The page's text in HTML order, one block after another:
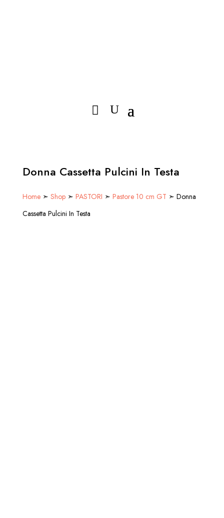
Donna Cassetta Pulcini In Testa
Home➣ Shop➣ PASTORI ➣ Pastore 10 cm GT ➣ Donna
Cassetta Pulcini In Testa